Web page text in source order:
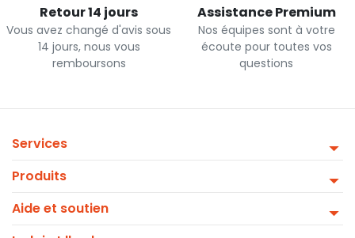
Retour 14 jours
Vous avez changé d'avis sous
14 jours, nous vous
remboursons
Assistance Premium
Nos équipes sont à votre
écoute pour toutes vos
questions
Services
Produits
Aide et soutien